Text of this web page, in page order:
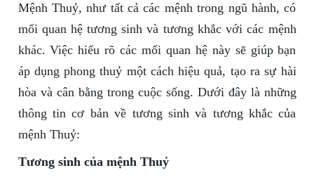
Mệnh Thuỷ, như tất cả các mệnh trong ngũ hành, có
mối quan hệ tương sinh và tương khắc với các mệnh
khác. Việc hiểu rõ các mối quan hệ này sẽ giúp bạn
áp dụng phong thuỷ một cách hiệu quả, tạo ra sự hài
hòa và cân bằng trong cuộc sống. Dưới đây là những
thông tin cơ bản về tương sinh và tương khắc của
mệnh Thuỷ:
Tương sinh của mệnh Thuỷ